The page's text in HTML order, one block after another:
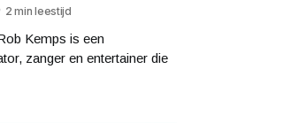
2 min leestijd
Kemps is een
zanger en entertainer die